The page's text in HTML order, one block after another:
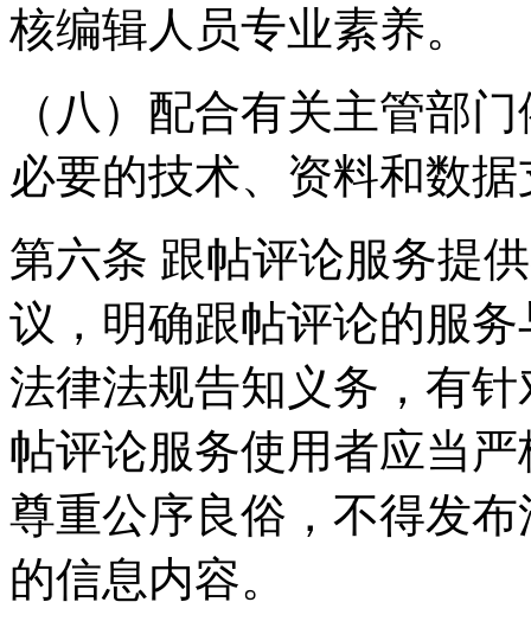
核编辑人员专业素养。
（八）配合有关主管部
必要的技术、资料和数
第六条 跟帖评论服务提
议，明确跟帖评论的服
法律法规告知义务，有
帖评论服务使用者应当
尊重公序良俗，不得发
的信息内容。